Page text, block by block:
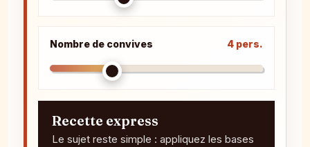
Nombre de convives 4 pers.
Recette express
Le sujet reste simple : appliquez les bases